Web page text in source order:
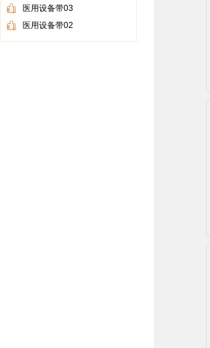
医用设备带03
医用设备带02